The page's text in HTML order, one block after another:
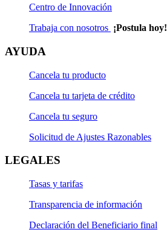
Centro de Innovación
Trabaja con nosotros ¡Postula hoy!
AYUDA
Cancela tu producto
Cancela tu tarjeta de crédito
Cancela tu seguro
Solicitud de Ajustes Razonables
LEGALES
Tasas y tarifas
Transparencia de información
Declaración del Beneficiario final